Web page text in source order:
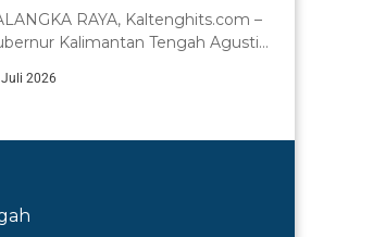
RAYA, Kaltenghits.com –
Kalimantan Tengah Agustiar
2026